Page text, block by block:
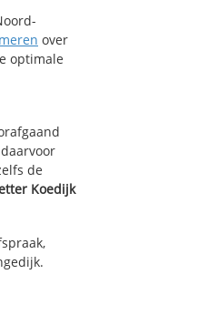
over
optimale
de
Koedijk